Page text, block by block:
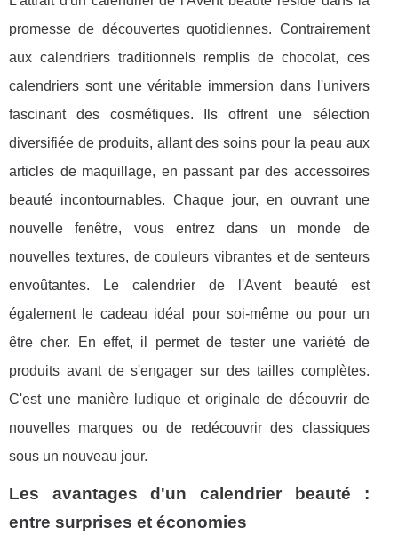
promesse de découvertes quotidiennes. Contrairement
aux calendriers traditionnels remplis de chocolat, ces
calendriers sont une véritable immersion dans l'univers
fascinant des cosmétiques. Ils offrent une sélection
diversifiée de produits, allant des soins pour la peau aux
articles de maquillage, en passant par des accessoires
beauté incontournables. Chaque jour, en ouvrant une
nouvelle fenêtre, vous entrez dans un monde de
nouvelles textures, de couleurs vibrantes et de senteurs
envoûtantes. Le calendrier de l'Avent beauté est
également le cadeau idéal pour soi-même ou pour un
être cher. En effet, il permet de tester une variété de
produits avant de s'engager sur des tailles complètes.
C'est une manière ludique et originale de découvrir de
nouvelles marques ou de redécouvrir des classiques
sous un nouveau jour.
Les avantages d'un calendrier beauté :
entre surprises et économies